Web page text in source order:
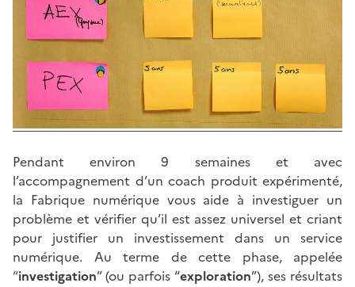
Pendant environ 9 semaines et avec
l’accompagnement d’un coach produit expérimenté,
la Fabrique numérique vous aide à investiguer un
problème et vérifier qu’il est assez universel et criant
pour justifier un investissement dans un service
numérique. Au terme de cette phase, appelée
“investigation” (ou parfois “exploration”), ses résultats